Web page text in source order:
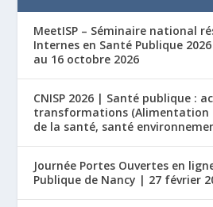
MeetISP – Séminaire national
Internes en Santé Publique
au 16 octobre 2026
CNISP 2026 | Santé publique :
transformations (Alimentation
de la santé, santé
Journée Portes Ouvertes en
Publique de Nancy | 27 février